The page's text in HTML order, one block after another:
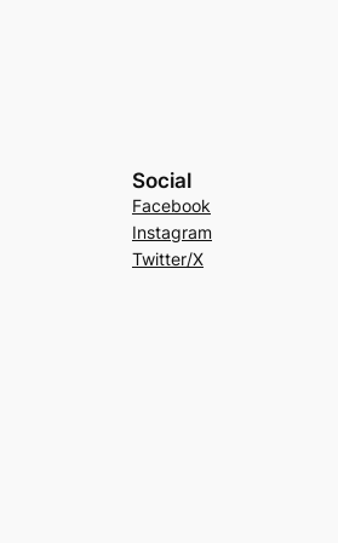
Social
Facebook
Instagram
Twitter/X